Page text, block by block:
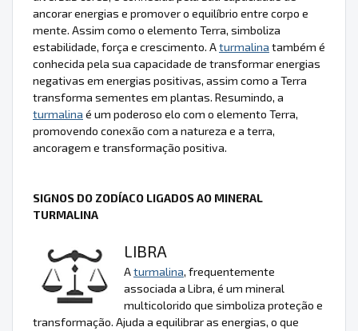
ancorar energias e promover o equilíbrio entre corpo e
mente. Assim como o elemento Terra, simboliza
estabilidade, força e crescimento. Aturmalina também é
conhecida pela sua capacidade de transformar energias
negativas em energias positivas, assim como a Terra
transforma sementes em plantas. Resumindo, a
turmalina é um poderoso elo com o elemento Terra,
promovendo conexão com a natureza e a terra,
ancoragem e transformação positiva.
SIGNOS DO ZODÍACO LIGADOS AO MINERAL
TURMALINA
LIBRA
Aturmalina, frequentemente
associada a Libra, é um mineral
multicolorido que simboliza proteção e
transformação. Ajuda a equilibrar as energias, o que